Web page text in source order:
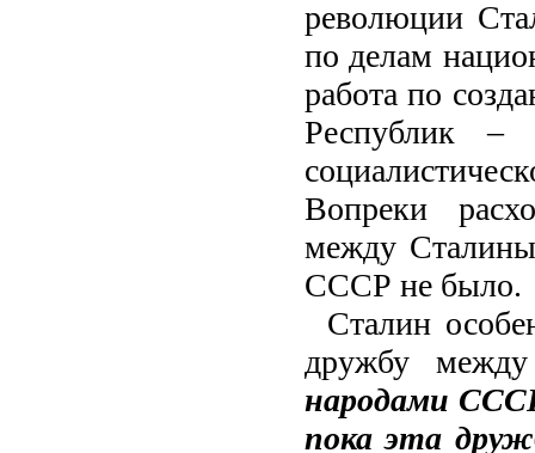
революции
по делам
работа по
Республик –
Вопреки
между
СССР не было.
Сталин
дружбу
народами
пока эта